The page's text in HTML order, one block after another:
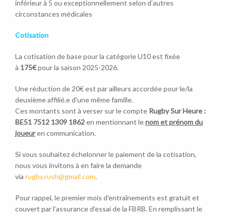
inférieur à 5 ou exceptionnellement selon d’autres
circonstances médicales
Cotisation
La cotisation de base pour la catégorie U10 est fixée
à 175€pour la saison 2025-2026.
Une réduction de 20€ est par ailleurs accordée pour le/la
deuxième affilié.e d'une même famille.
Ces montants sont à verser sur le compte Rugby Sur Heure :
BE51 7512 1309 1862en mentionnant lenom et prénom du
joueuren communication.
Si vous souhaitez échelonner le paiement de la cotisation,
nous vous invitons à en faire la demande
via rugby.rush@gmail.com.
Pour rappel, le premier mois d'entraînements est gratuit et
couvert par l’assurance d’essai de la FBRB. En remplissant le